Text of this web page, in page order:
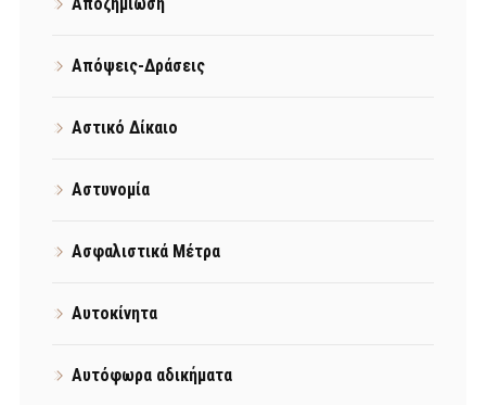
Αποζημίωση
Απόψεις-Δράσεις
Αστικό Δίκαιο
Αστυνομία
Ασφαλιστικά Μέτρα
Αυτοκίνητα
Αυτόφωρα αδικήματα